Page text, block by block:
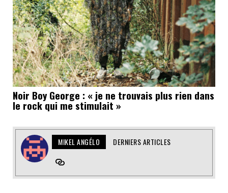
Noir Boy George : « je ne trouvais plus rien dans
le rock qui me stimulait »
MIKEL ANGÉLO DERNIERS ARTICLES